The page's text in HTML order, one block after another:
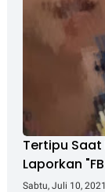
Tertipu
Laporkan
Sabtu, Juli 10, 2021